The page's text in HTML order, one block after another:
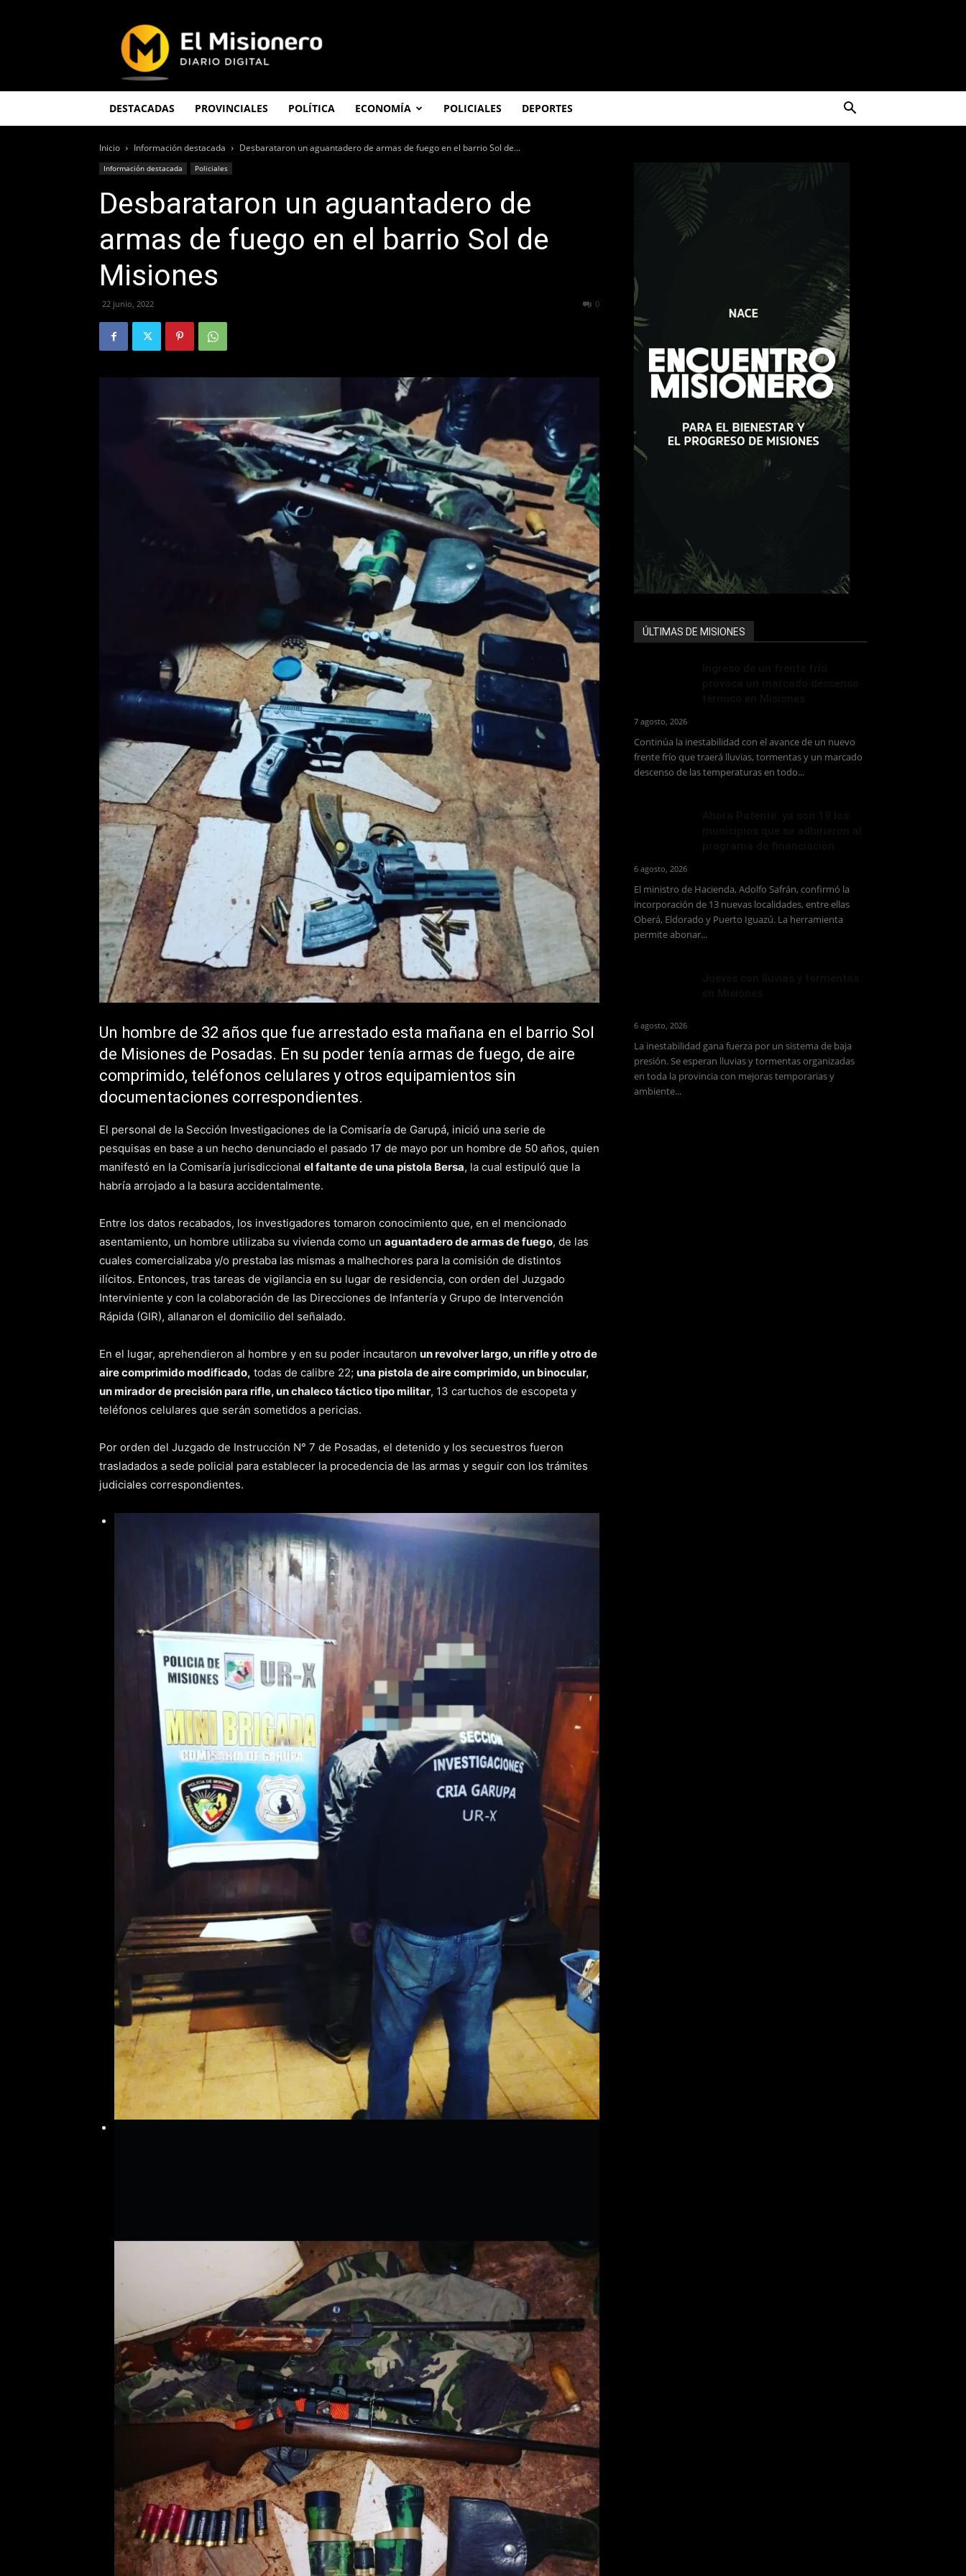
Misionero
DESTACADAS PROVINCIALES POLÍTICA ECONOMÍA POLICIALES DEPORTES
Inicio Información destacada Desbarataron un aguantadero de armas de fuego en el barrio Sol de...
Información destacada Policiales
Desbarataron un aguantadero de
armas de fuego en el barrio Sol de
Misiones
22 junio, 2022 0
Un hombre de 32 años que fue arrestado esta mañana en el barrio Sol
de Misiones de Posadas. En su poder tenía armas de fuego, de aire
comprimido, teléfonos celulares y otros equipamientos sin
documentaciones correspondientes.
El personal de la Sección Investigaciones de la Comisaría de Garupá, inició una serie de
pesquisas en base a un hecho denunciado el pasado 17 de mayo por un hombre de 50 años, quien
manifestó en la Comisaría jurisdiccional el faltante de una pistola Bersa, la cual estipuló que la
habría arrojado a la basura accidentalmente.
Entre los datos recabados, los investigadores tomaron conocimiento que, en el mencionado
asentamiento, un hombre utilizaba su vivienda como un aguantadero de armas de fuego, de las
cuales comercializaba y/o prestaba las mismas a malhechores para la comisión de distintos
ilícitos. Entonces, tras tareas de vigilancia en su lugar de residencia, con orden del Juzgado
Interviniente y con la colaboración de las Direcciones de Infantería y Grupo de Intervención
Rápida (GIR), allanaron el domicilio del señalado.
En el lugar, aprehendieron al hombre y en su poder incautaron un revolver largo, un rifle y otro de
aire comprimido modificado, todas de calibre 22; una pistola de aire comprimido, un binocular,
un mirador de precisión para rifle, un chaleco táctico tipo militar, 13 cartuchos de escopeta y
teléfonos celulares que serán sometidos a pericias.
Por orden del Juzgado de Instrucción N° 7 de Posadas, el detenido y los secuestros fueron
trasladados a sede policial para establecer la procedencia de las armas y seguir con los trámites
judiciales correspondientes.
ÚLTIMAS DE MISIONES
7 agosto, 2026
Continúa la inestabilidad con el avance de un nuevo
frente frío que traerá lluvias, tormentas y un marcado
descenso de las temperaturas en todo...
6 agosto, 2026
El ministro de Hacienda, Adolfo Safrán, confirmó la
incorporación de 13 nuevas localidades, entre ellas
Oberá, Eldorado y Puerto Iguazú. La herramienta
permite abonar...
6 agosto, 2026
La inestabilidad gana fuerza por un sistema de baja
presión. Se esperan lluvias y tormentas organizadas
en toda la provincia con mejoras temporarias y
ambiente...